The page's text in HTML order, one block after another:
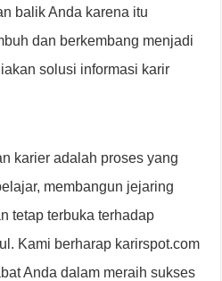
balik Anda karena itu
dan berkembang menjadi
solusi informasi karir
karier adalah proses yang
membangun jejaring
tetap terbuka terhadap
Kami berharap karirspot.com
Anda dalam meraih sukses